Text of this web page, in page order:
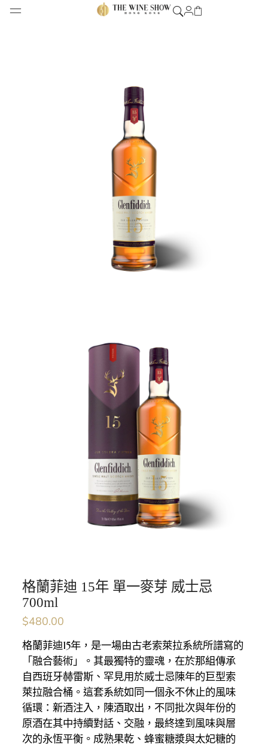
格蘭菲迪 15年 單一麥芽 威士忌
700ml
$480.00
格蘭菲迪15年，是一場由古老索萊拉系統所譜寫的
「融合藝術」。其最獨特的靈魂，在於那組傳承
自西班牙赫雷斯、罕見用於威士忌陳年的巨型索
萊拉融合桶。這套系統如同一個永不休止的風味
循環：新酒注入，陳酒取出，不同批次與年份的
原酒在其中持續對話、交融，最終達到風味與層
次的永恆平衡。成熟果乾、蜂蜜糖漿與太妃糖的